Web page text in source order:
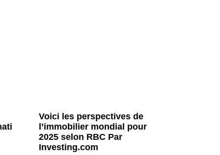
Voici les perspectives de
l’immobilier mondial pour
2025 selon RBC Par
Investing.com